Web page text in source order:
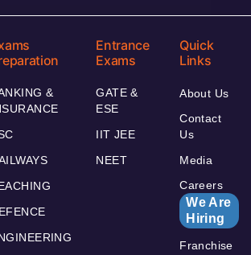
&
Entrance
Exams
GATE &
ESE
IIT JEE
NEET
Quick
Links
About Us
Contact
Us
Media
Careers
We Are
Hiring
Franchise